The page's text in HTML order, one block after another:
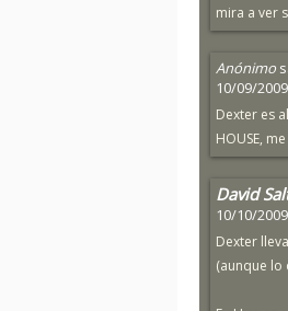
mira a ver
Anónimo
10/09/
Dexter es
HOUSE,
David
10/10/
Dexter
(aunque lo